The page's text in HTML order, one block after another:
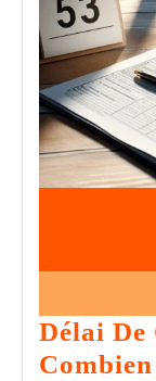
Délai
Combien